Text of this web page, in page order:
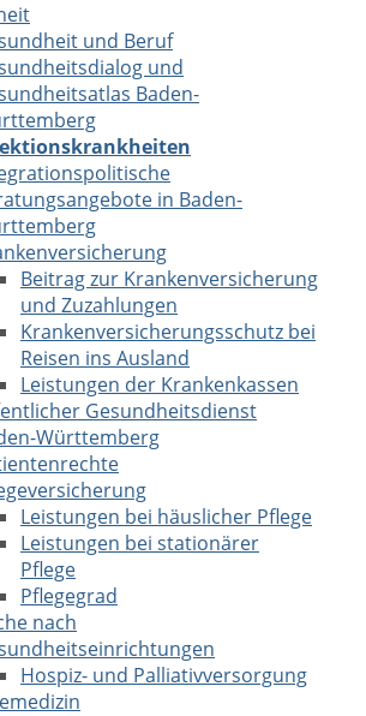
und Beruf
und
Baden-
in Baden-
Beitrag zur Krankenversicherung
und Zuzahlungen
Krankenversicherungsschutz bei
Reisen ins Ausland
Leistungen der Krankenkassen
Gesundheitsdienst
Württemberg
Leistungen bei häuslicher Pflege
Leistungen bei stationärer
Pflege
Pflegegrad
nach
Hospiz- und Palliativversorgung